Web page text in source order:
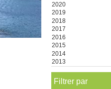
2020
2019
2018
2017
2016
2015
2014
2013
Filtrer par